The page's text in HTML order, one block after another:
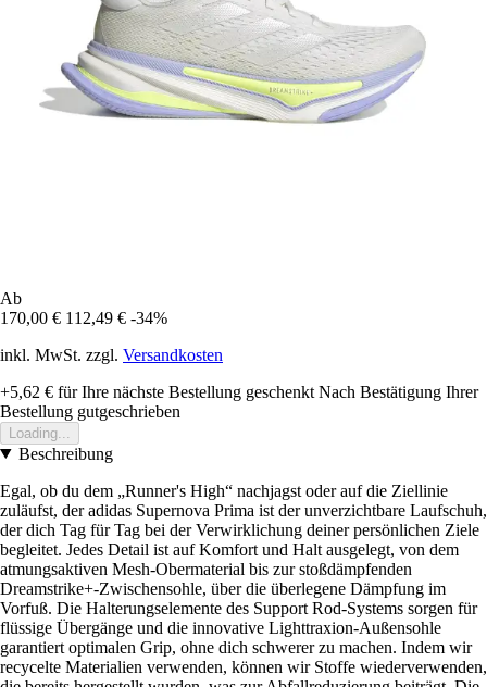
Ab
170,00 € 112,49 € -34%
inkl. MwSt. zzgl. Versandkosten
+5,62 € für Ihre nächste Bestellung geschenkt Nach Bestätigung Ihrer
Bestellung gutgeschrieben
Loading...
Beschreibung
Egal, ob du dem „Runner's High“ nachjagst oder auf die Ziellinie
zuläufst, der adidas Supernova Prima ist der unverzichtbare Laufschuh,
der dich Tag für Tag bei der Verwirklichung deiner persönlichen Ziele
begleitet. Jedes Detail ist auf Komfort und Halt ausgelegt, von dem
atmungsaktiven Mesh-Obermaterial bis zur stoßdämpfenden
Dreamstrike+-Zwischensohle, über die überlegene Dämpfung im
Vorfuß. Die Halterungselemente des Support Rod-Systems sorgen für
flüssige Übergänge und die innovative Lighttraxion-Außensohle
garantiert optimalen Grip, ohne dich schwerer zu machen. Indem wir
recycelte Materialien verwenden, können wir Stoffe wiederverwenden,